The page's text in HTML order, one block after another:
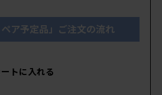
ペア予定品」ご注文の流れ
トに入れる